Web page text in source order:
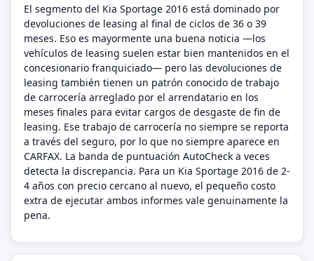
El segmento del Kia Sportage 2016 está dominado por
devoluciones de leasing al final de ciclos de 36 o 39
meses. Eso es mayormente una buena noticia —los
vehículos de leasing suelen estar bien mantenidos en el
concesionario franquiciado— pero las devoluciones de
leasing también tienen un patrón conocido de trabajo
de carrocería arreglado por el arrendatario en los
meses finales para evitar cargos de desgaste de fin de
leasing. Ese trabajo de carrocería no siempre se reporta
a través del seguro, por lo que no siempre aparece en
CARFAX. La banda de puntuación AutoCheck a veces
detecta la discrepancia. Para un Kia Sportage 2016 de 2-
4 años con precio cercano al nuevo, el pequeño costo
extra de ejecutar ambos informes vale genuinamente la
pena.